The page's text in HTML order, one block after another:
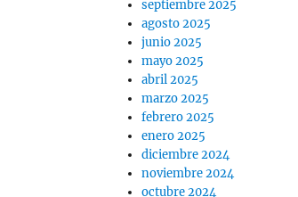
septiembre 2025
agosto 2025
junio 2025
mayo 2025
abril 2025
marzo 2025
febrero 2025
enero 2025
diciembre 2024
noviembre 2024
octubre 2024